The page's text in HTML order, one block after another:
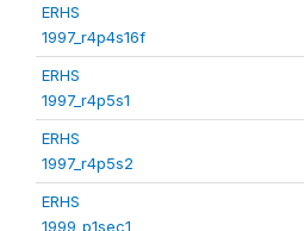
ERHS
1997_r4p4s16f
ERHS
1997_r4p5s1
ERHS
1997_r4p5s2
ERHS
1999_p1sec1